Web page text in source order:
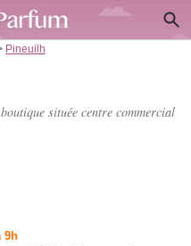
Pineuilh
située centre commercial
9h